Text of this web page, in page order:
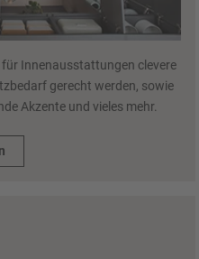
für Innenausstattungen clevere
gerecht werden, sowie
Akzente und vieles mehr.